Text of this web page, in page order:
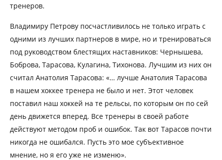
тренеров.
Владимиру Петрову посчастливилось не только играть с
одними из лучших партнеров в мире, но и тренироваться
под руководством блестящих наставников: Чернышева,
Боброва, Тарасова, Кулагина, Тихонова. Лучшим из них он
считал Анатолия Тарасова: «… лучше Анатолия Тарасова
в нашем хоккее тренера не было и нет. Этот человек
поставил наш хоккей на те рельсы, по которым он по сей
день движется вперед. Все тренеры в своей работе
действуют методом проб и ошибок. Так вот Тарасов почти
никогда не ошибался. Пусть это мое субъективное
мнение, но я его уже не изменю».